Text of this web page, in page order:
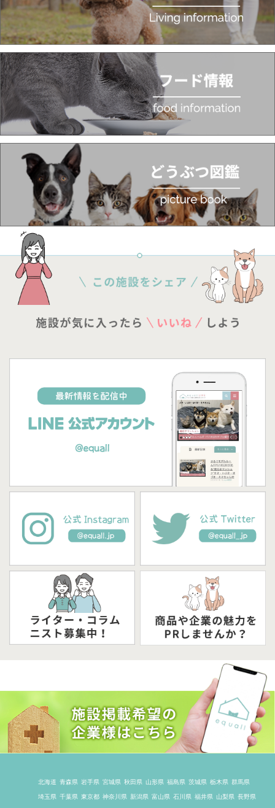
北海道 青森県 岩手県 宮城県 秋田県 山形県 福島県 茨城県 栃木県 群馬県
埼玉県 千葉県 東京都 神奈川県 新潟県 富山県 石川県 福井県 山梨県 長野県